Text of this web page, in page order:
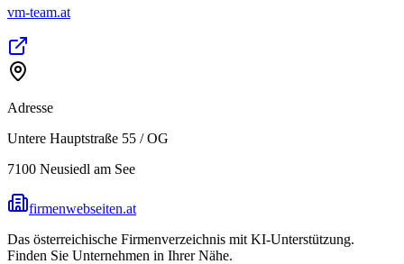
vm-team.at
Adresse
Untere Hauptstraße 55 / OG
7100 Neusiedl am See
firmenwebseiten.at
Das österreichische Firmenverzeichnis mit KI-Unterstützung.
Finden Sie Unternehmen in Ihrer Nähe.